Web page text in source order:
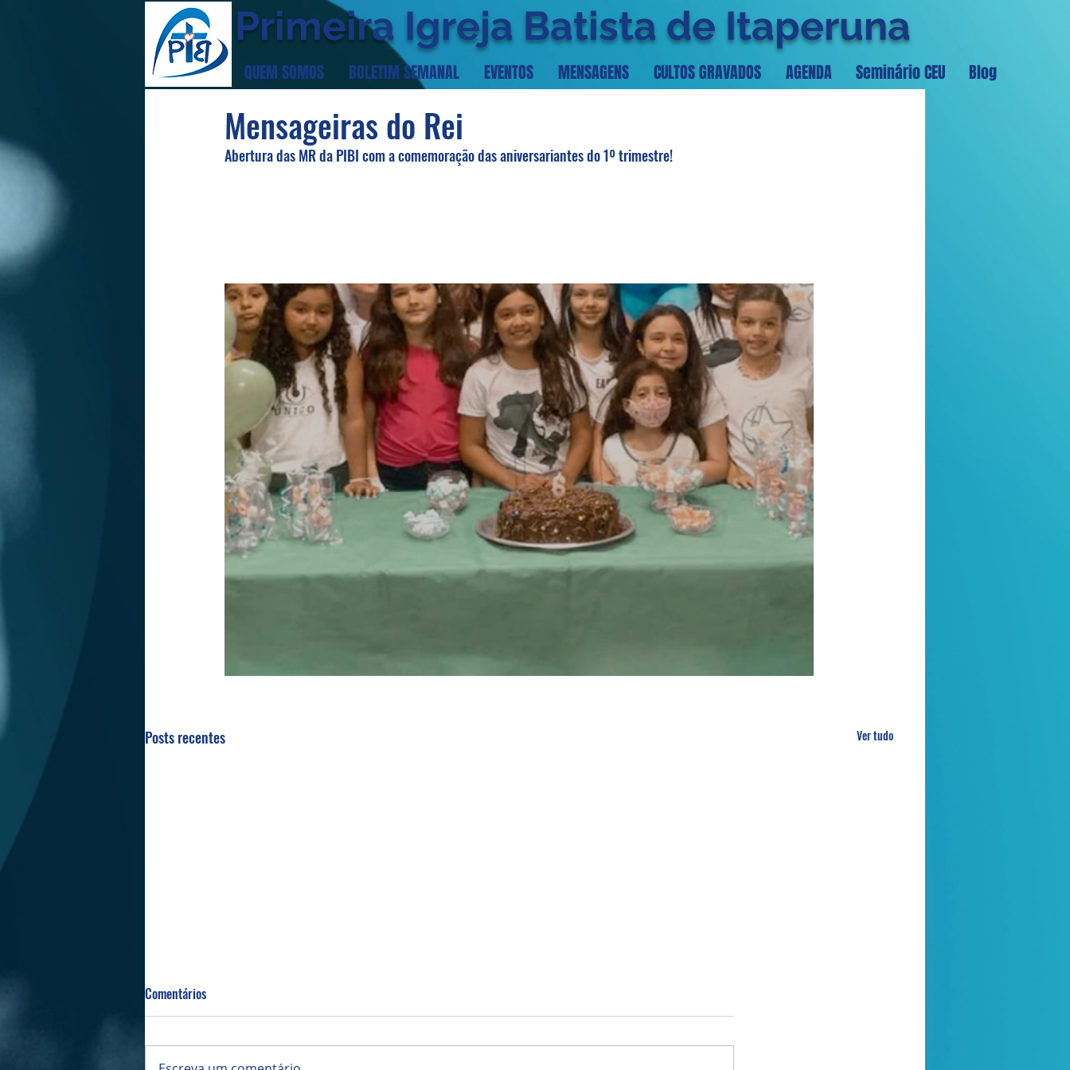
QUEM SOMOS BOLETIM SEMANAL EVENTOS MENSAGENS CULTOS GRAVADOS AGENDA Seminário CEU Blog
Primeira Igreja Batista de Itaperuna
Mensageiras do Rei
Abertura das MR da PIBI com a comemoração das aniversariantes do 1º trimestre!
Posts recentes Ver tudo
Bazar da PIBI
Comentários